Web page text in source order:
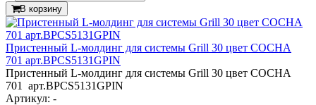
В корзину
Пристенный L-молдинг для системы Grill 30 цвет СОСНА
701 арт.BPCS5131GPIN
Пристенный L-молдинг для системы Grill 30 цвет СОСНА
701 арт.BPCS5131GPIN
Артикул: -